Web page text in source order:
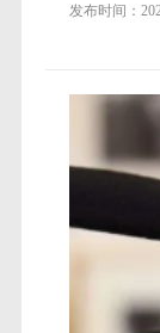
发布时间：